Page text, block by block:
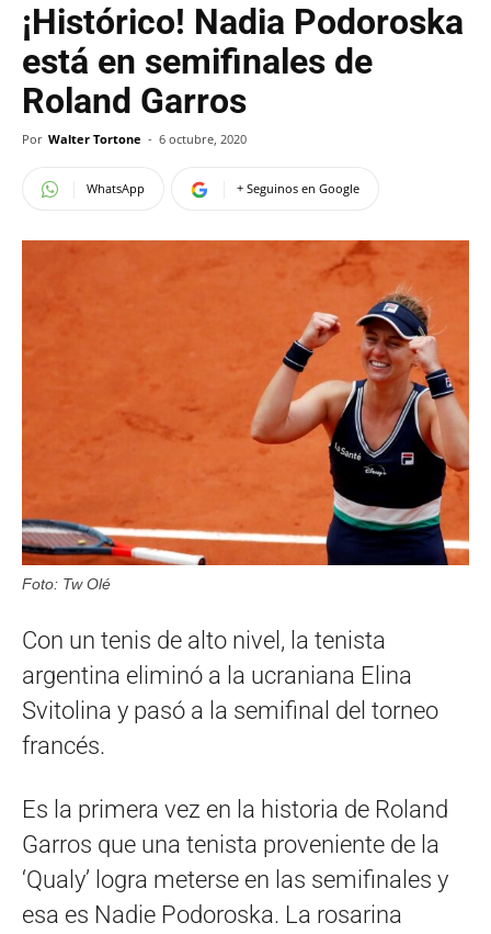
¡Histórico! Nadia Podoroska
está en semifinales de
Roland Garros
Por Walter Tortone - 6 octubre, 2020
WhatsApp + Seguinos en Google
Foto: Tw Olé
Con un tenis de alto nivel, la tenista
argentina eliminó a la ucraniana Elina
Svitolina y pasó a la semifinal del torneo
francés.
Es la primera vez en la historia de Roland
Garros que una tenista proveniente de la
‘Qualy’ logra meterse en las semifinales y
esa es Nadie Podoroska. La rosarina